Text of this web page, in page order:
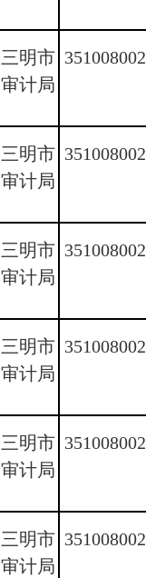
三明市
审计局
三明市
审计局
三明市
审计局
三明市
审计局
三明市
审计局
三明市
审计局